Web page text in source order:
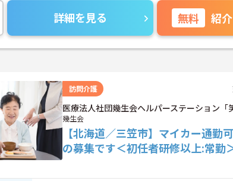
詳細を見る 無料 紹
訪問介護
医療法人社団幾生会ヘルパーステーション「
幾生会
【北海道／三笠市】マイカー通勤
の募集です＜初任者研修以上:常勤